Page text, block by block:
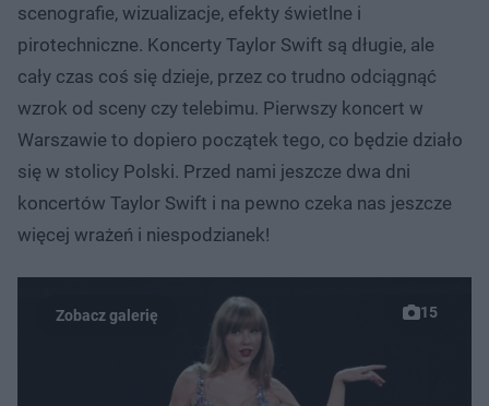
scenografie, wizualizacje, efekty świetlne i
pirotechniczne. Koncerty Taylor Swift są długie, ale
cały czas coś się dzieje, przez co trudno odciągnąć
wzrok od sceny czy telebimu. Pierwszy koncert w
Warszawie to dopiero początek tego, co będzie działo
się w stolicy Polski. Przed nami jeszcze dwa dni
koncertów Taylor Swift i na pewno czeka nas jeszcze
więcej wrażeń i niespodzianek!
15